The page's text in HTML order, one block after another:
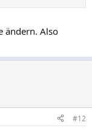
ändern. Also
#12